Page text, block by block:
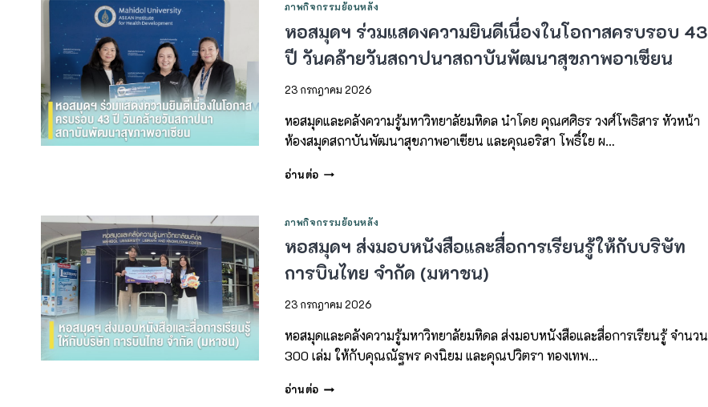
ภาพกิจกรรมย้อนหลัง
หอสมุดฯ ร่วมแสดงความยินดีเนื่องในโอกาสครบรอบ 43
ปี วันคล้ายวันสถาปนาสถาบันพัฒนาสุขภาพอาเซียน
23 กรกฎาคม 2026
หอสมุดและคลังความรู้มหาวิทยาลัยมหิดล นำโดย คุณศศิธร วงศ์โพธิสาร หัวหน้า
ห้องสมุดสถาบันพัฒนาสุขภาพอาเซียน และคุณอริสา โพธิ์ใย ผ…
อ่านต่อ
ภาพกิจกรรมย้อนหลัง
หอสมุดฯ ส่งมอบหนังสือและสื่อการเรียนรู้ให้กับบริษัท
การบินไทย จำกัด (มหาชน)
23 กรกฎาคม 2026
หอสมุดและคลังความรู้มหาวิทยาลัยมหิดล ส่งมอบหนังสือและสื่อการเรียนรู้ จำนวน
300 เล่ม ให้กับคุณณัฐพร คงนิยม และคุณปวิตรา ทองเทพ…
อ่านต่อ